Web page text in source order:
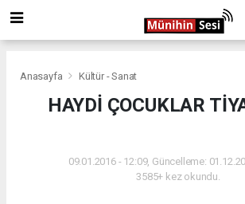
Anasayfa Kültür - Sanat
HAYDİ ÇOCUKLAR
09.01.2016 - 12:09, Güncelleme:
3585+ kez okundu.